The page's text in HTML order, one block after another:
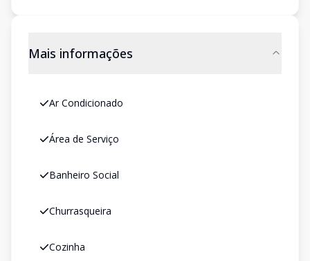
Mais informações
Ar Condicionado
Área de Serviço
Banheiro Social
Churrasqueira
Cozinha